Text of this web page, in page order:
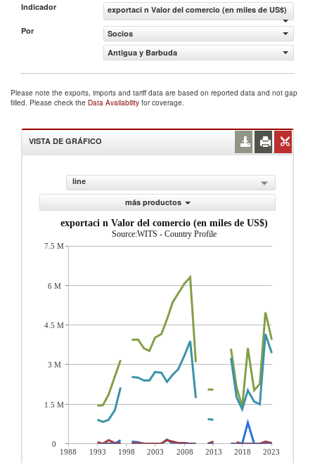
Indicador
exportaci n Valor del comercio (en miles de US$)
Por
Socios
Antigua y Barbuda
Please note the exports, imports and tariff data are based on reported data and not gap
filled. Please check the Data Availability for coverage.
VISTA DE GRÁFICO
line
más productos
exportaci n Valor del comercio (en miles de US$)
Source:WITS - Country Profile
1988 1993 1998 2003 2008 2013 2018
2023
7.5 M
6 M
4.5 M
3 M
1.5 M
0